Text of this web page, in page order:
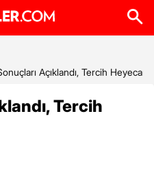
Açıklandı, Tercih Heyecanı
Tercih